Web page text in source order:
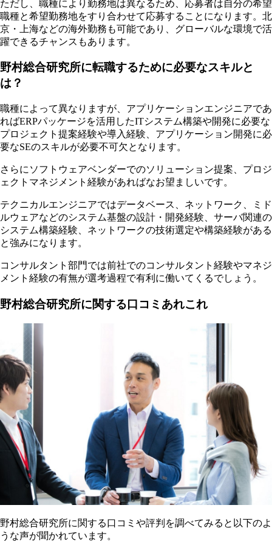
ただし、職種により勤務地は異なるため、応募者は自分の希望
職種と希望勤務地をすり合わせて応募することになります。北
京・上海などの海外勤務も可能であり、グローバルな環境で活
躍できるチャンスもあります。
野村総合研究所に転職するために必要なスキルと
は？
職種によって異なりますが、アプリケーションエンジニアであ
ればERPパッケージを活用したITシステム構築や開発に必要な
プロジェクト提案経験や導入経験、アプリケーション開発に必
要なSEのスキルが必要不可欠となります。
さらにソフトウェアベンダーでのソリューション提案、プロジ
ェクトマネジメント経験があればなお望ましいです。
テクニカルエンジニアではデータベース、ネットワーク、ミド
ルウェアなどのシステム基盤の設計・開発経験、サーバ関連の
システム構築経験、ネットワークの技術選定や構築経験がある
と強みになります。
コンサルタント部門では前社でのコンサルタント経験やマネジ
メント経験の有無が選考過程で有利に働いてくるでしょう。
野村総合研究所に関する口コミあれこれ
野村総合研究所に関する口コミや評判を調べてみると以下のよ
うな声が聞かれています。